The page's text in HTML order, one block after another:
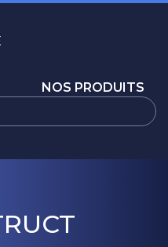
NOS PRODUITS